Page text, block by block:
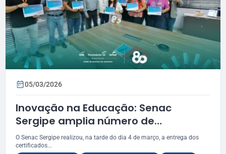
05/03/2026
Inovação na Educação: Senac
Sergipe amplia número de
certificados MIEE
O Senac Sergipe realizou, na tarde do dia 4 de março, a entrega dos
certificados...